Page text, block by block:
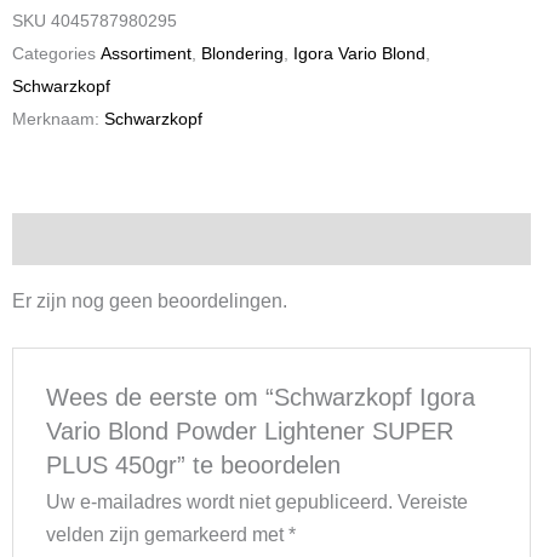
Lightener
SUPER
PLUS
450gr
SKU 4045787980295
Categories Assortiment, Blondering, Igora Vario Blond,
Schwarzkopf
Merknaam: Schwarzkopf
Er zijn nog geen beoordelingen.
Wees de eerste om “Schwarzkopf Igora
Vario Blond Powder Lightener SUPER
PLUS 450gr” te beoordelen
Uw e-mailadres wordt niet gepubliceerd. Vereiste
velden zijn gemarkeerd met*